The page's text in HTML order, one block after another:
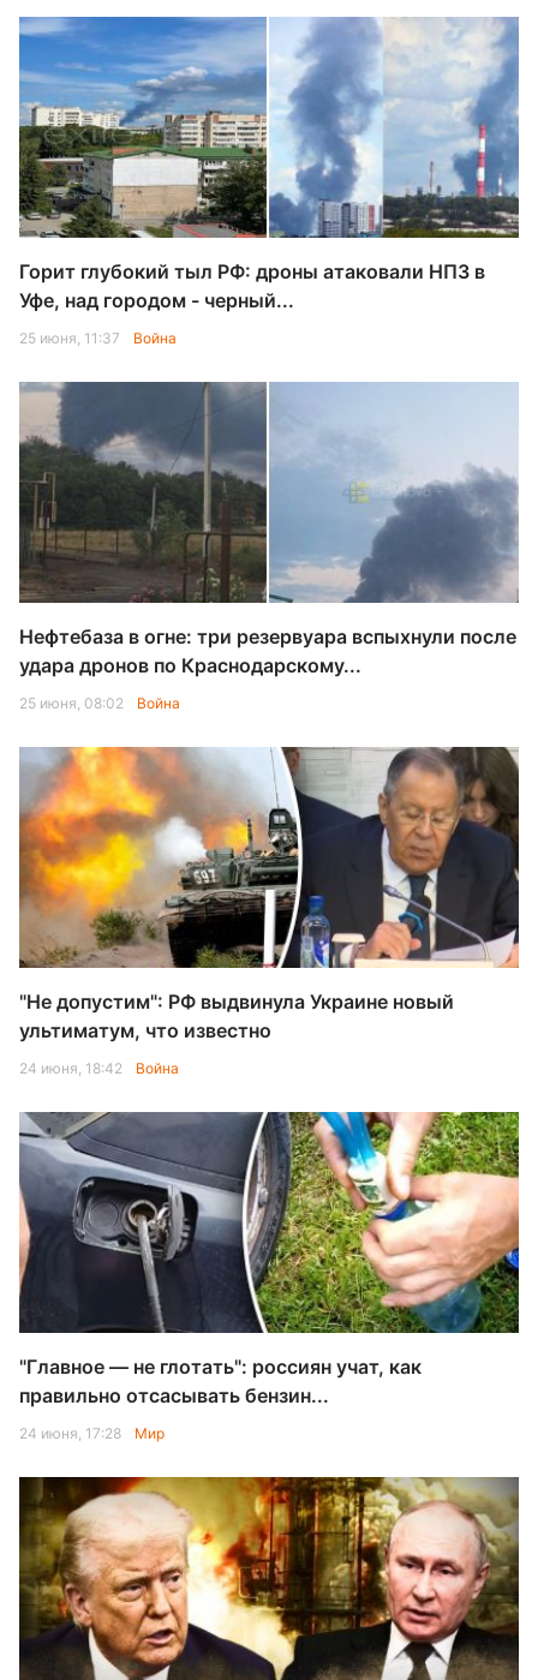
Горит глубокий тыл РФ: дроны атаковали НПЗ в
Уфе, над городом - черный...
25 июня, 11:37 Война
Нефтебаза в огне: три резервуара вспыхнули после
удара дронов по Краснодарскому...
25 июня, 08:02 Война
"Не допустим": РФ выдвинула Украине новый
ультиматум, что известно
24 июня, 18:42 Война
"Главное — не глотать": россиян учат, как
правильно отсасывать бензин...
24 июня, 17:28 Мир